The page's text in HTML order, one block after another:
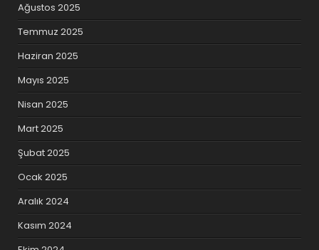
Ağustos 2025
Temmuz 2025
Haziran 2025
Mayıs 2025
Nisan 2025
Mart 2025
Şubat 2025
Ocak 2025
Aralık 2024
Kasım 2024